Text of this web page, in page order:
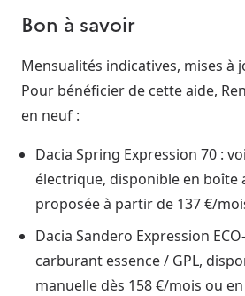
Bon à savoir
Mensualités indicatives, mises à
Pour bénéficier de cette aide,
en neuf :
Dacia Spring Expression 70 :
électrique, disponible en boîte
proposée à partir de 137 €/
Dacia Sandero Expression
carburant essence / GPL,
manuelle dès 158 €/mois ou